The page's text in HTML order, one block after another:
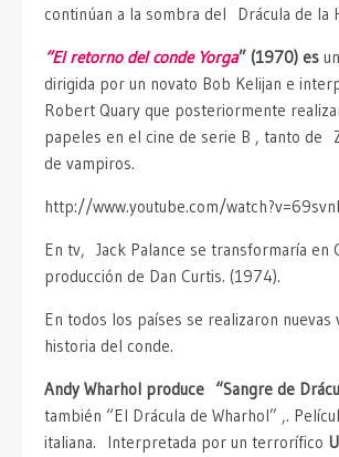
continúan a la sombra del Drácula de la
“El retorno del conde Yorga” (1970) es
dirigida por un novato Bob Kelijan e
Robert Quary que posteriormente
papeles en el cine de serie B , tanto de
de vampiros.
http://www.youtube.com/
En tv, Jack Palance se transformaría en
producción de Dan Curtis. (1974).
En todos los países se realizaron nuevas
historia del conde.
Andy Wharhol produce “Sangre de
también “El Drácula de Wharhol” ,.
italiana. Interpretada por un terrorífico